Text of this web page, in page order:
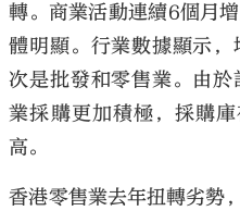
大公
轉。商業活動連續6個月
體明顯。行業數據顯示
次是批發和零售業。由
業採購更加積極，採購
高。
香港零售業去年扭轉劣勢